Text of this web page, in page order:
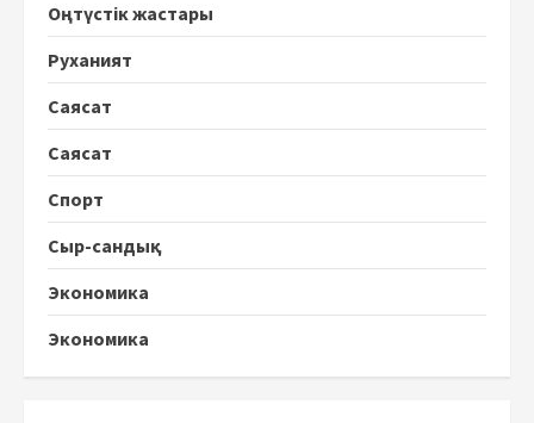
Оңтүстік жастары
Руханият
Саясат
Саясат
Спорт
Сыр-сандық
Экономика
Экономика